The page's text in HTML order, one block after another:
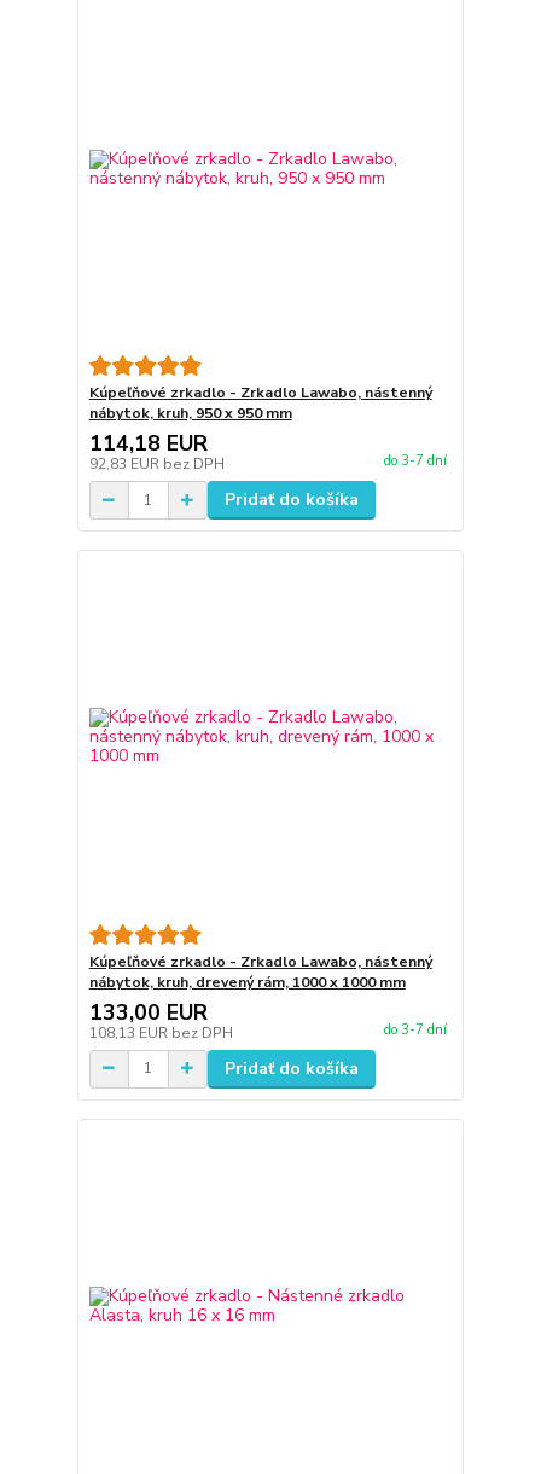
Kúpeľňové zrkadlo - Zrkadlo Lawabo, nástenný
nábytok, kruh, 950 x 950 mm
114,18 EUR
92,83 EUR bez DPH do 3-7 dní
Pridať do košíka
Kúpeľňové zrkadlo - Zrkadlo Lawabo, nástenný
nábytok, kruh, drevený rám, 1000 x 1000 mm
133,00 EUR
108,13 EUR bez DPH do 3-7 dní
Pridať do košíka